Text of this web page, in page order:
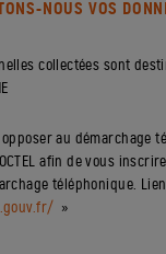
NOUS VOS
collectées sont
au démarchage
afin de vous
téléphonique.
»